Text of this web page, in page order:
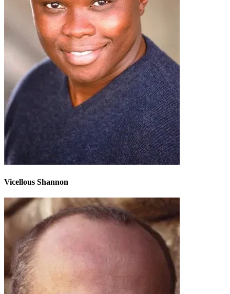
Vicellous Shannon